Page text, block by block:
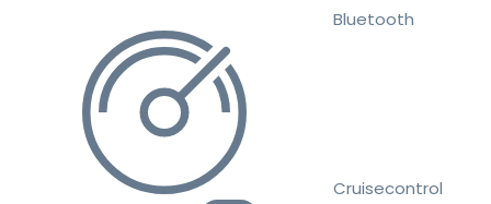
Bluetooth
Cruisecontrol